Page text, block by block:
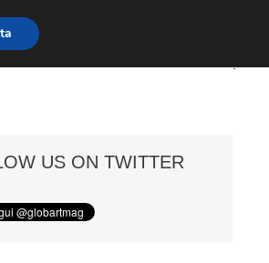
FIERE GALLERIE
US ON TWITTER